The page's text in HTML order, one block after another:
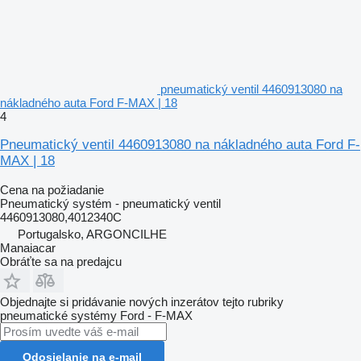
pneumatický ventil 4460913080 na
nákladného auta Ford F-MAX | 18
4
Pneumatický ventil 4460913080 na nákladného auta Ford F-
MAX | 18
Cena na požiadanie
Pneumatický systém - pneumatický ventil
4460913080,4012340C
Portugalsko, ARGONCILHE
Manaiacar
Obráťte sa na predajcu
Objednajte si pridávanie nových inzerátov tejto rubriky
pneumatické systémy Ford - F-MAX
Odosielanie na e-mail